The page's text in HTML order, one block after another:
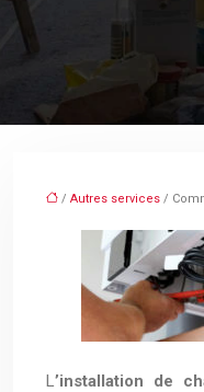
/ Autres services /
L ’installation de